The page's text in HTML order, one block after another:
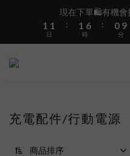
盛夏限定☀️週週抽LINE
現在下單🛍️有機會
1
0
1
0
日
:
2
1
0
7
6
5
時
:
1
0 9
8
0
分
i17正式開賣✨點
充電配件/行動電源
商品排序